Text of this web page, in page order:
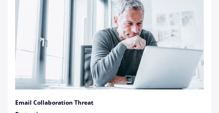
Email Collaboration Threat